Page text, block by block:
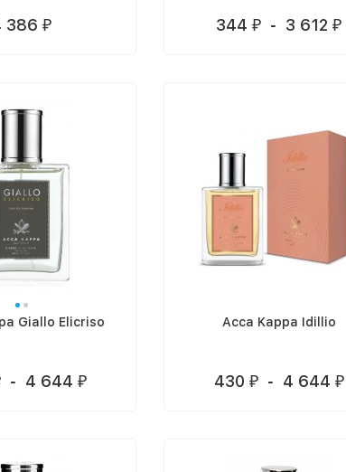
386 ₽ 344 ₽ - 3 612 ₽
Giallo Elicriso
- 4 644 ₽
Acca Kappa Idillio
430 ₽ - 4 644 ₽